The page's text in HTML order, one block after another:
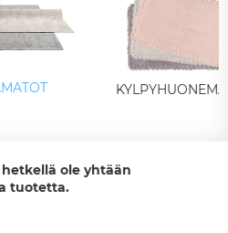
ole yhtään
tuotetta.